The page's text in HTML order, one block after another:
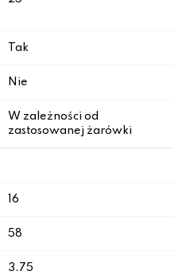
Tak
Nie
W zależności od
zastosowanej żarówki
16
58
3.75